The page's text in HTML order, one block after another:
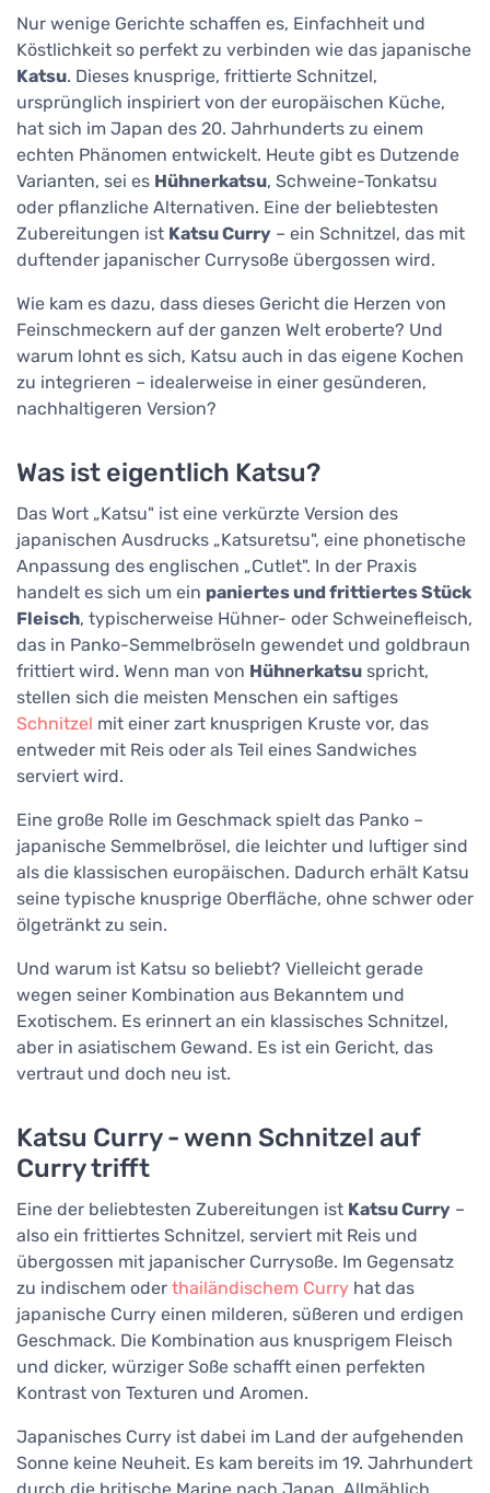
Nur wenige Gerichte schaffen es, Einfachheit und
Köstlichkeit so perfekt zu verbinden wie das japanische
Katsu. Dieses knusprige, frittierte Schnitzel,
ursprünglich inspiriert von der europäischen Küche,
hat sich im Japan des 20. Jahrhunderts zu einem
echten Phänomen entwickelt. Heute gibt es Dutzende
Varianten, sei es Hühnerkatsu, Schweine-Tonkatsu
oder pflanzliche Alternativen. Eine der beliebtesten
Zubereitungen ist Katsu Curry – ein Schnitzel, das mit
duftender japanischer Currysoße übergossen wird.
Wie kam es dazu, dass dieses Gericht die Herzen von
Feinschmeckern auf der ganzen Welt eroberte? Und
warum lohnt es sich, Katsu auch in das eigene Kochen
zu integrieren – idealerweise in einer gesünderen,
nachhaltigeren Version?
Was ist eigentlich Katsu?
Das Wort „Katsu" ist eine verkürzte Version des
japanischen Ausdrucks „Katsuretsu", eine phonetische
Anpassung des englischen „Cutlet". In der Praxis
handelt es sich um ein paniertes und frittiertes Stück
Fleisch, typischerweise Hühner- oder Schweinefleisch,
das in Panko-Semmelbröseln gewendet und goldbraun
frittiert wird. Wenn man von Hühnerkatsu spricht,
stellen sich die meisten Menschen ein saftiges
Schnitzel mit einer zart knusprigen Kruste vor, das
entweder mit Reis oder als Teil eines Sandwiches
serviert wird.
Eine große Rolle im Geschmack spielt das Panko –
japanische Semmelbrösel, die leichter und luftiger sind
als die klassischen europäischen. Dadurch erhält Katsu
seine typische knusprige Oberfläche, ohne schwer oder
ölgetränkt zu sein.
Und warum ist Katsu so beliebt? Vielleicht gerade
wegen seiner Kombination aus Bekanntem und
Exotischem. Es erinnert an ein klassisches Schnitzel,
aber in asiatischem Gewand. Es ist ein Gericht, das
vertraut und doch neu ist.
Katsu Curry - wenn Schnitzel auf
Curry trifft
Eine der beliebtesten Zubereitungen ist Katsu Curry –
also ein frittiertes Schnitzel, serviert mit Reis und
übergossen mit japanischer Currysoße. Im Gegensatz
zu indischem oder thailändischem Curry hat das
japanische Curry einen milderen, süßeren und erdigen
Geschmack. Die Kombination aus knusprigem Fleisch
und dicker, würziger Soße schafft einen perfekten
Kontrast von Texturen und Aromen.
Japanisches Curry ist dabei im Land der aufgehenden
Sonne keine Neuheit. Es kam bereits im 19. Jahrhundert